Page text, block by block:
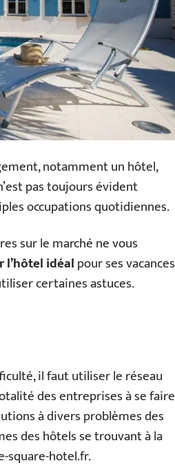
notamment un hôtel,
pas toujours évident
occupations quotidiennes.
sur le marché ne vous
idéalpour ses vacances
certaines astuces.
il faut utiliser le réseau
des entreprises à se faire
à divers problèmes des
des hôtels se trouvant à la
square-hotel.fr.